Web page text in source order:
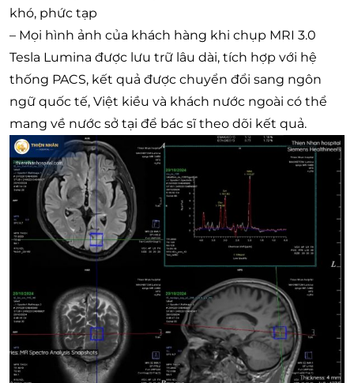
khó, phức tạp
– Mọi hình ảnh của khách hàng khi chụp MRI 3.0
Tesla Lumina được lưu trữ lâu dài, tích hợp với hệ
thống PACS, kết quả được chuyển đổi sang ngôn
ngữ quốc tế, Việt kiều và khách nước ngoài có thể
mang về nước sở tại để bác sĩ theo dõi kết quả.